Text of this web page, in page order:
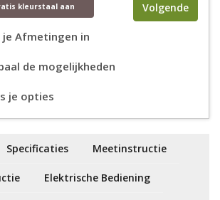
kleurstaal aan Volgende
je Afmetingen in
de mogelijkheden
je opties
Specificaties Meetinstructie
Elektrische Bediening